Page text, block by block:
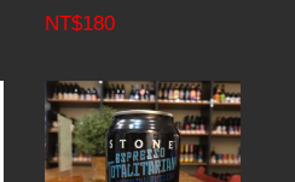
NT$180